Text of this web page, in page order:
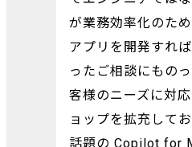
が業務効率化のた
アプリを開発すれ
ったご相談にもの
客様のニーズに対
ョップを拡充して
話題の Copilot for